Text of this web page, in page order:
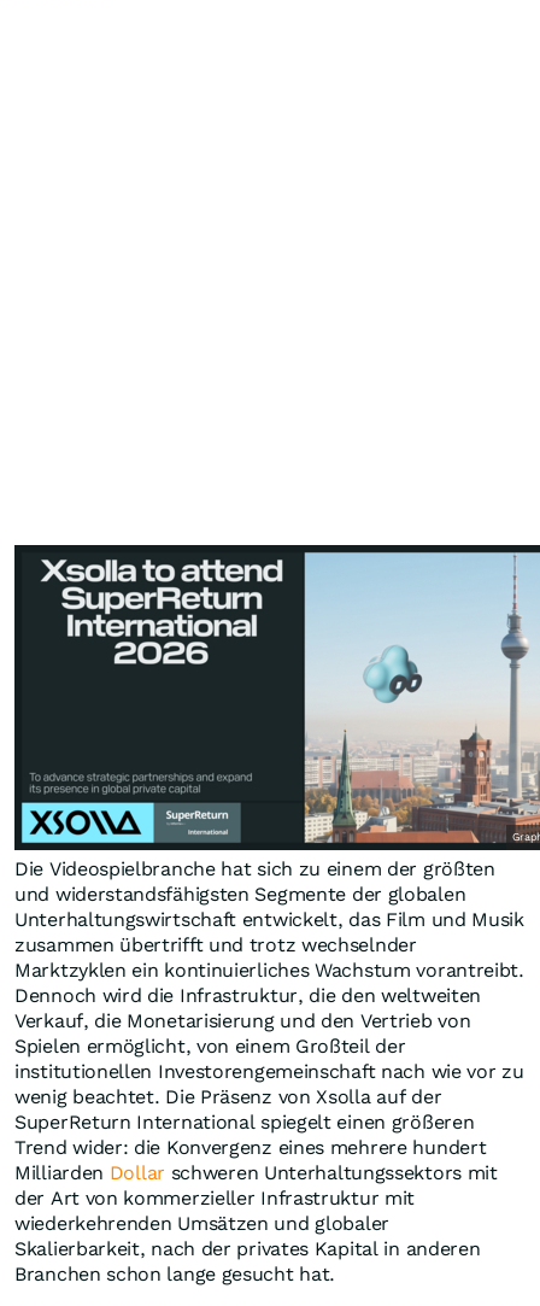
Die Videospielbranche hat sich zu einem der größten
und widerstandsfähigsten Segmente der globalen
Unterhaltungswirtschaft entwickelt, das Film und Musik
zusammen übertrifft und trotz wechselnder
Marktzyklen ein kontinuierliches Wachstum vorantreibt.
Dennoch wird die Infrastruktur, die den weltweiten
Verkauf, die Monetarisierung und den Vertrieb von
Spielen ermöglicht, von einem Großteil der
institutionellen Investorengemeinschaft nach wie vor zu
wenig beachtet. Die Präsenz von Xsolla auf der
SuperReturn International spiegelt einen größeren
Trend wider: die Konvergenz eines mehrere hundert
Milliarden Dollar schweren Unterhaltungssektors mit
der Art von kommerzieller Infrastruktur mit
wiederkehrenden Umsätzen und globaler
Skalierbarkeit, nach der privates Kapital in anderen
Branchen schon lange gesucht hat.